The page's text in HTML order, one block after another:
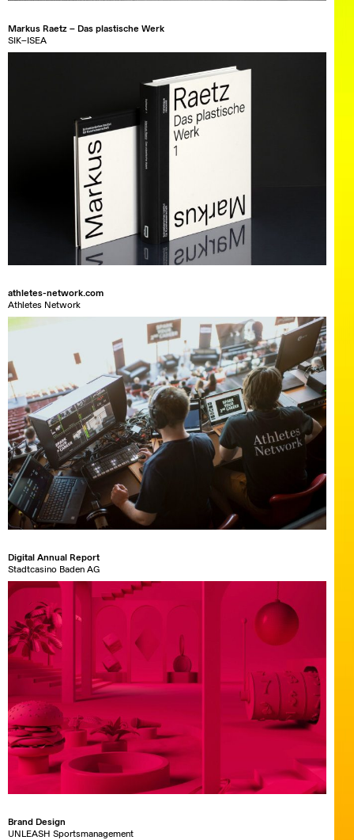
Markus Raetz – Das plastische Werk
SIK–ISEA
athletes-network.com
Athletes Network
Digital Annual Report
Stadtcasino Baden AG
Brand Design
UNLEASH Sportsmanagement